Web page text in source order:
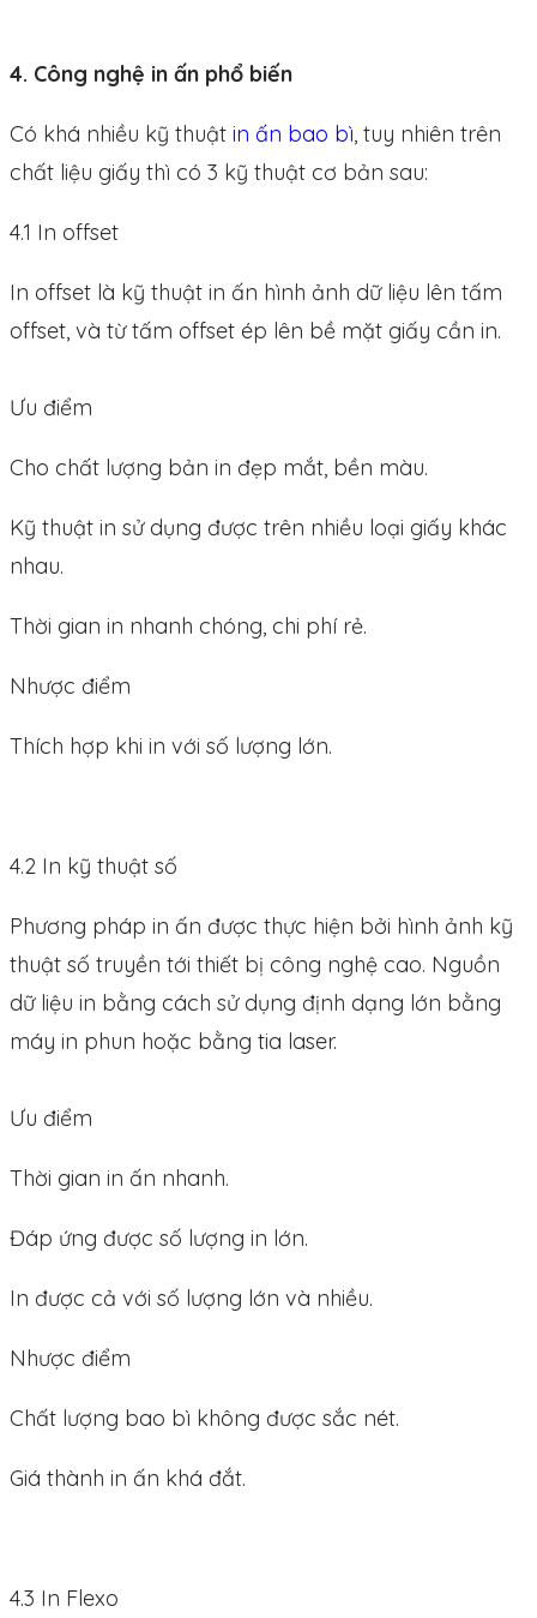
4. Công nghệ in ấn phổ biến
Có khá nhiều kỹ thuật in ấn bao bì , tuy nhiên trên
chất liệu giấy thì có 3 kỹ thuật cơ bản sau:
4.1 In offset
In offset là kỹ thuật in ấn hình ảnh dữ liệu lên tấm
offset, và từ tấm offset ép lên bề mặt giấy cần in.
Ưu điểm
Cho chất lượng bản in đẹp mắt, bền màu.
Kỹ thuật in sử dụng được trên nhiều loại giấy khác
nhau.
Thời gian in nhanh chóng, chi phí rẻ.
Nhược điểm
Thích hợp khi in với số lượng lớn.
4.2 In kỹ thuật số
Phương pháp in ấn được thực hiện bởi hình ảnh kỹ
thuật số truyền tới thiết bị công nghệ cao. Nguồn
dữ liệu in bằng cách sử dụng định dạng lớn bằng
máy in phun hoặc bằng tia laser.
Ưu điểm
Thời gian in ấn nhanh.
Đáp ứng được số lượng in lớn.
In được cả với số lượng lớn và nhiều.
Nhược điểm
Chất lượng bao bì không được sắc nét.
Giá thành in ấn khá đắt.
4.3 In Flexo